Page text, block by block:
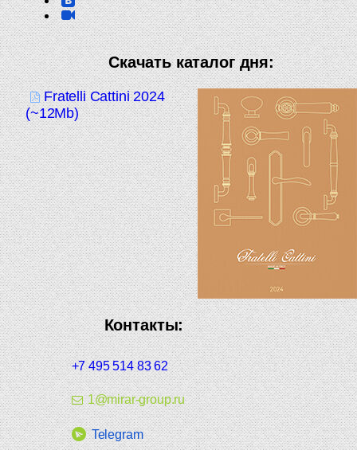
Скачать каталог дня:
Fratelli Cattini 2024
(~12Mb)
Контакты:
+7 495 514 83 62
1@mirar-group.ru
Telegram